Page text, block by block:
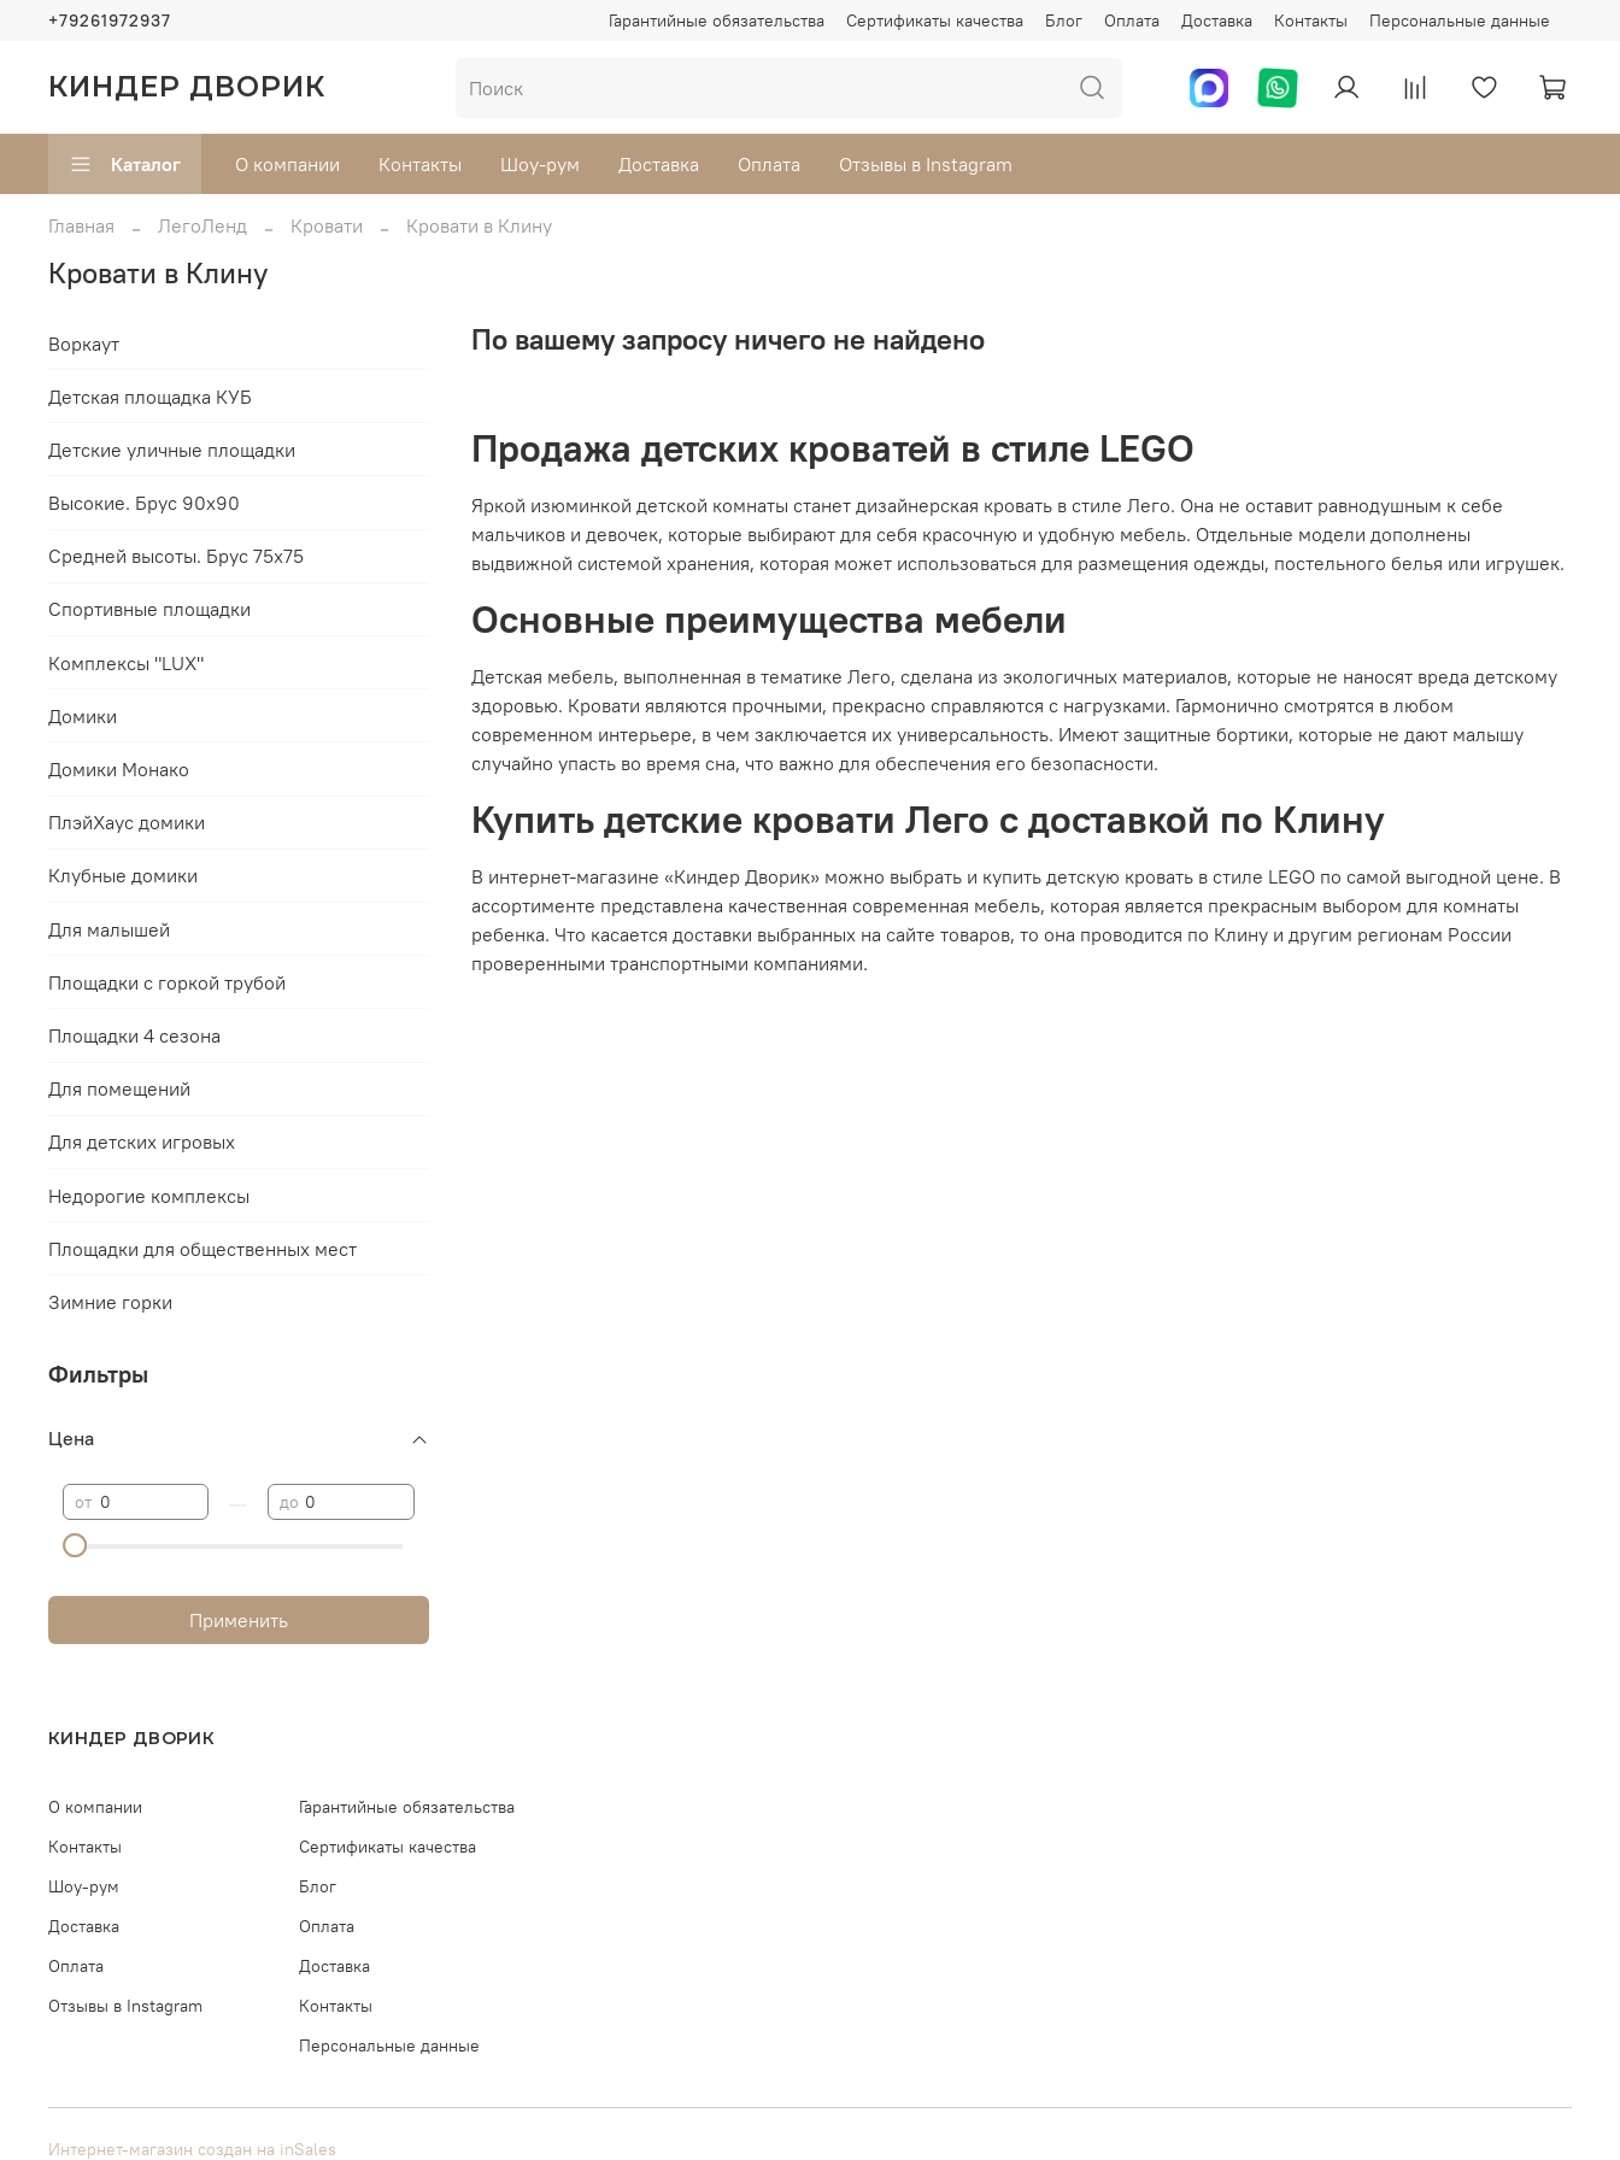
Гарантийные обязательства Сертификаты качества Блог Оплата Доставка Контакты Персональные данные
+79261972937
КИНДЕР ДВОРИК
Каталог О компании Контакты Шоу-рум Доставка Оплата Отзывы в Instagram
Главная ЛегоЛенд Кровати Кровати в Клину
Кровати в Клину
По вашему запросу ничего не найдено
Продажа детских кроватей в стиле LEGO
Яркой изюминкой детской комнаты станет дизайнерская кровать в стиле Лего. Она не оставит равнодушным к себе
мальчиков и девочек, которые выбирают для себя красочную и удобную мебель. Отдельные модели дополнены
выдвижной системой хранения, которая может использоваться для размещения одежды, постельного белья или игрушек.
Основные преимущества мебели
Детская мебель, выполненная в тематике Лего, сделана из экологичных материалов, которые не наносят вреда детскому
здоровью. Кровати являются прочными, прекрасно справляются с нагрузками. Гармонично смотрятся в любом
современном интерьере, в чем заключается их универсальность. Имеют защитные бортики, которые не дают малышу
случайно упасть во время сна, что важно для обеспечения его безопасности.
Купить детские кровати Лего с доставкой по Клину
В интернет-магазине «Киндер Дворик» можно выбрать и купить детскую кровать в стиле LEGO по самой выгодной цене. В
ассортименте представлена качественная современная мебель, которая является прекрасным выбором для комнаты
ребенка. Что касается доставки выбранных на сайте товаров, то она проводится по Клину и другим регионам России
проверенными транспортными компаниями.
Воркаут
Детская площадка КУБ
Детские уличные площадки
Высокие. Брус 90х90
Средней высоты. Брус 75х75
Спортивные площадки
Комплексы "LUX"
Домики
Домики Монако
ПлэйХаус домики
Клубные домики
Для малышей
Площадки с горкой трубой
Площадки 4 сезона
Для помещений
Для детских игровых
Недорогие комплексы
Площадки для общественных мест
Зимние горки
Фильтры
Цена
от до
Применить
КИНДЕР ДВОРИК
О компании
Контакты
Шоу-рум
Доставка
Оплата
Отзывы в Instagram
Гарантийные обязательства
Сертификаты качества
Блог
Оплата
Доставка
Контакты
Персональные данные
Интернет-магазин создан на inSales